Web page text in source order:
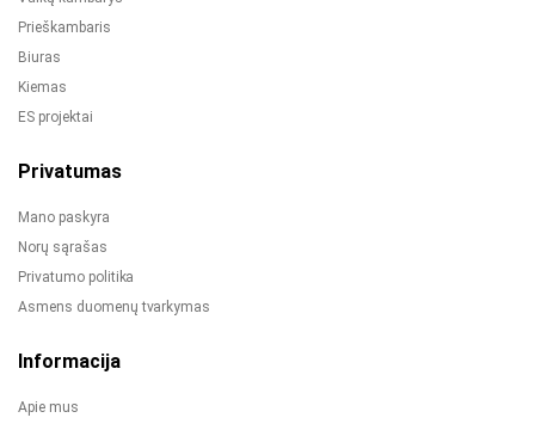
Prieškambaris
Biuras
Kiemas
ES projektai
Privatumas
Mano paskyra
Norų sąrašas
Privatumo politika
Asmens duomenų tvarkymas
Informacija
Apie mus